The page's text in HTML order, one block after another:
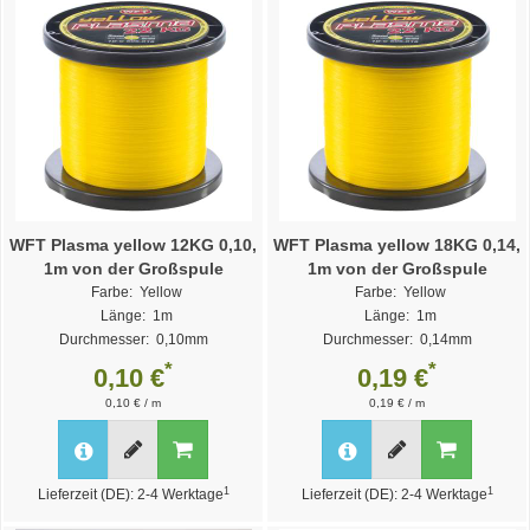
WFT Plasma yellow 12KG 0,10,
1m von der Großspule
Farbe: Yellow
Länge: 1m
Durchmesser: 0,10mm
Weitere Varianten >>
0,10 €*
0,10 € / m
Lieferzeit (DE): 2-4 Werktage 1
WFT Plasma yellow 18KG 0,14,
1m von der Großspule
Farbe: Yellow
Länge: 1m
Durchmesser: 0,14mm
Weitere Varianten >>
0,19 €*
0,19 € / m
Lieferzeit (DE): 2-4 Werktage 1